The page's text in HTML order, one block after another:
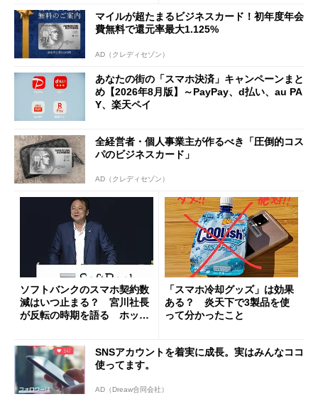
マイルが超たまるビジネスカード！初年度年会
費無料で還元率最大1.125%
AD（クレディセゾン）
あなたの街の「スマホ決済」キャンペーンまと
め【2026年8月版】～PayPay、d払い、au PA
Y、楽天ペイ
全経営者・個人事業主が作るべき「圧倒的コス
パのビジネスカード」
AD（クレディセゾン）
ソフトバンクのスマホ契約数
減はいつ止まる？ 宮川社長
が反転の時期を語る ホッピ
「スマホ冷却グッズ」は効果
ある？ 炎天下で3製品を使
って分かったこと
SNSアカウントを着実に成長。実はみんなココ
使ってます。
AD（Dreaw合同会社）